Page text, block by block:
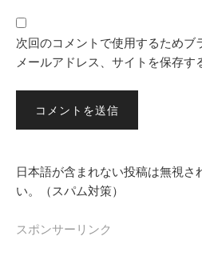
次回のコメントで使用するためブ
メールアドレス、サイトを保存す
日本語が含まれない投稿は無視さ
い。（スパム対策）
スポンサーリンク